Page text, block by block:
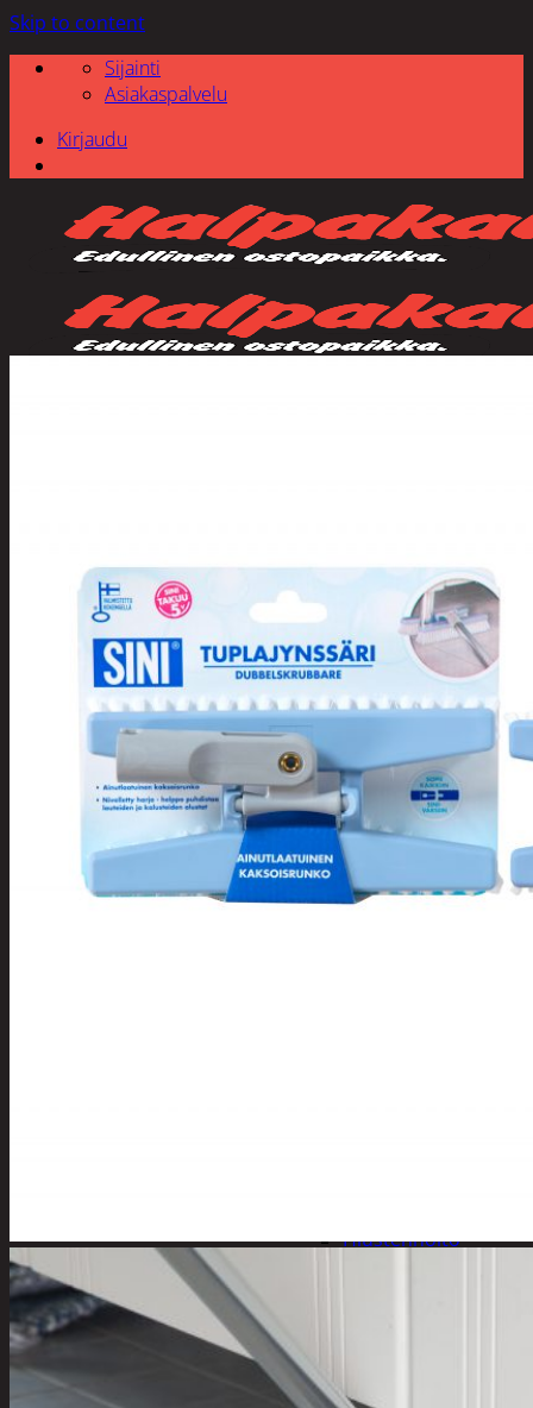
Skip to content
Sijainti
Asiakaspalvelu
Kirjaudu
Poistotuotteet
Kausituotteet
Joulu
Joulu- ja kausivalot
Eläimet ja
tontut
Kyntteliköt
Valoketjut ja
kuusenvalot
Joulukoristeet
Kranssit ja
Tontut ja
Hiustenhoito